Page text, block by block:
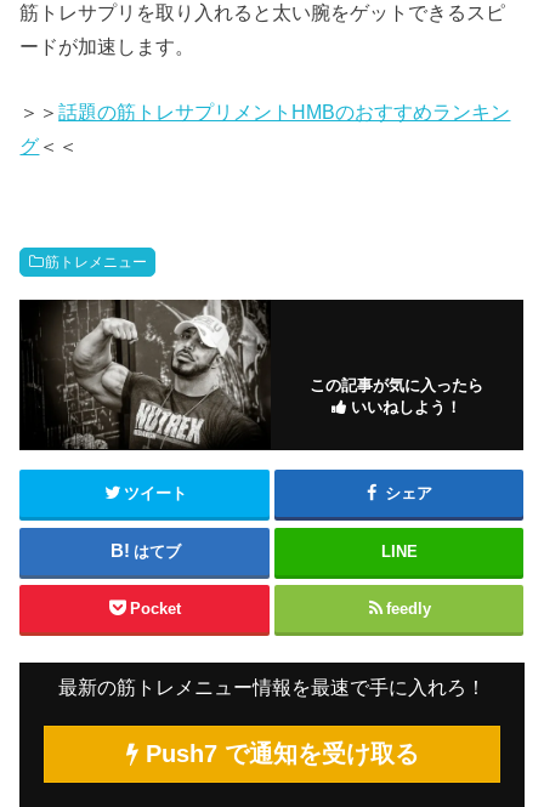
筋トレサプリを取り入れると太い腕をゲットできるスピ
ードが加速します。
＞＞話題の筋トレサプリメントHMBのおすすめランキン
グ ＜＜
筋トレメニュー
この記事が気に入ったら
いいねしよう！
ツイート シェア
はてブ LINE
Pocket feedly
最新の筋トレメニュー情報を最速で手に入れろ！
Push7 で通知を受け取る